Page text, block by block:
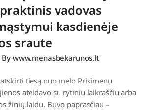
vadovas
kasdienėje
sraute
By www.menasbekarunos.lt
tiesą nuo melo Prisimenu
ateidavo su rytiniu laikraščiu arba
žinių laidu. Buvo paprasčiau –